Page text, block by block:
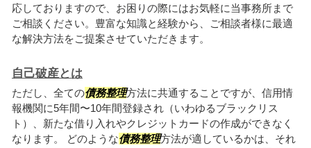
応しておりますので、お困りの際にはお気軽に当事務所まで
ご相談ください。豊富な知識と経験から、ご相談者様に最適
な解決方法をご提案させていただきます。
自己破産とは
ただし、全ての債務整理方法に共通することですが、信用情
報機関に5年間〜10年間登録され（いわゆるブラックリス
ト）、新たな借り入れやクレジットカードの作成ができなく
なります。 どのような債務整理方法が適しているかは、それ